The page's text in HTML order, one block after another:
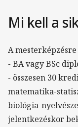
Mi kell a
A
- BA vagy BSc
- összesen 30
matematika-
biológia-
jelentkezéskor